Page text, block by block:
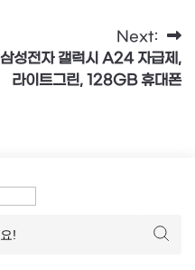
Next:
삼성전자 갤럭시 A24 자급제,
라이트그린, 128GB 휴대폰